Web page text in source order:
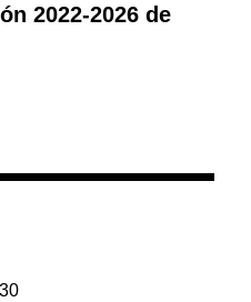
2022-2026 de